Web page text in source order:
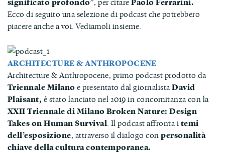
Ecco di seguito una selezione di podcast che potrebbero
piacere anche a voi. Vediamoli insieme.
ARCHITECTURE & ANTHROPOCENE
Architecture & Anthropocene, primo podcast prodotto da
Triennale Milanoe presentato dal giornalistaDavid
Plaisant, è stato lanciato nel 2019 in concomitanza con la
XXII Triennale di Milano Broken Nature: Design
Takes on Human Survival. Il podcast affronta itemi
dell’esposizione, attraverso il dialogo conpersonalità
chiave della cultura contemporanea.